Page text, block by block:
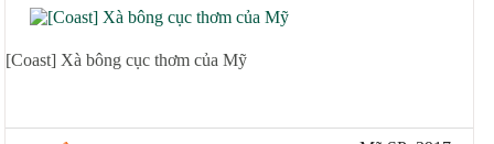
[Coast] Xà bông cục thơm của Mỹ